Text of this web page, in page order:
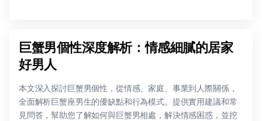
巨蟹男個性深度解析：情感細膩的居家
好男人
本文深入探討巨蟹男個性，從情感、家庭、事業到人際關係，
全面解析巨蟹座男生的優缺點和行為模式。提供實用建議和常
見問答，幫助您了解如何與巨蟹男相處，解決情感困惑，並挖